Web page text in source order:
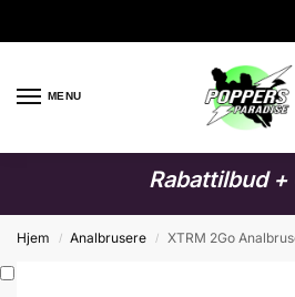
MENU
Rabattilbud +
Hjem / Analbrusere / XTRM 2Go